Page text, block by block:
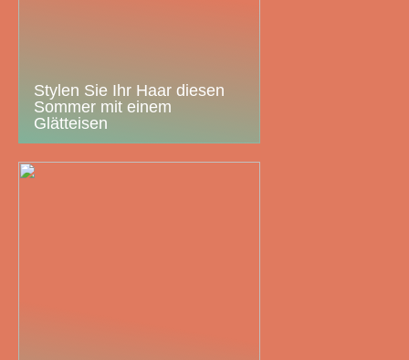
Stylen Sie Ihr Haar diesen
Sommer mit einem
Glätteisen